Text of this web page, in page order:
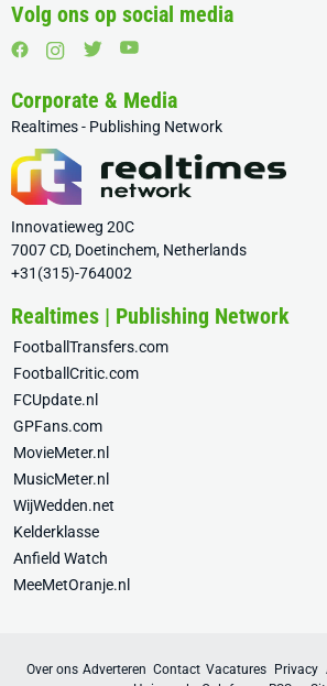
Volg ons op social media
Corporate & Media
Realtimes - Publishing Network
Innovatieweg 20C
7007 CD, Doetinchem, Netherlands
+31(315)-764002
Realtimes | Publishing Network
FootballTransfers.com
FootballCritic.com
FCUpdate.nl
GPFans.com
MovieMeter.nl
MusicMeter.nl
WijWedden.net
Kelderklasse
Anfield Watch
MeeMetOranje.nl
Over ons Adverteren Contact Vacatures Privacy